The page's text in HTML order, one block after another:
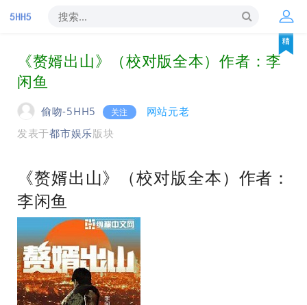
《赘婿出山》（校对版全本）作者：李
闲鱼
偷吻-5HH5 关注
网站元老
发表于都市娱乐版块
《赘婿出山》（校对版全本）作者：
李闲鱼